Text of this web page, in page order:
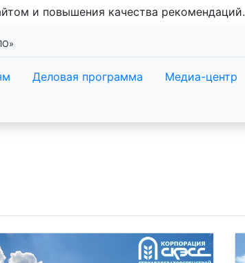
и повышения качества рекомендаций.
Деловая программа
Медиа-центр